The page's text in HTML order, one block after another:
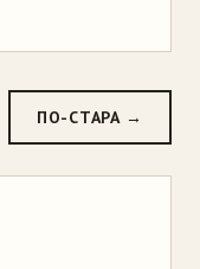
ПО-СТАРА →